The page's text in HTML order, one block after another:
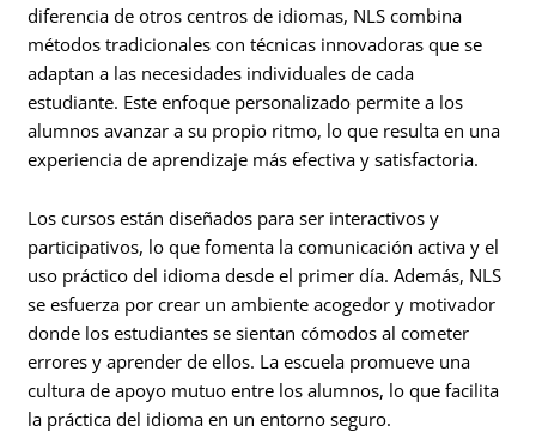
diferencia de otros centros de idiomas, NLS combina
métodos tradicionales con técnicas innovadoras que se
adaptan a las necesidades individuales de cada
estudiante. Este enfoque personalizado permite a los
alumnos avanzar a su propio ritmo, lo que resulta en una
experiencia de aprendizaje más efectiva y satisfactoria.
Los cursos están diseñados para ser interactivos y
participativos, lo que fomenta la comunicación activa y el
uso práctico del idioma desde el primer día. Además, NLS
se esfuerza por crear un ambiente acogedor y motivador
donde los estudiantes se sientan cómodos al cometer
errores y aprender de ellos. La escuela promueve una
cultura de apoyo mutuo entre los alumnos, lo que facilita
la práctica del idioma en un entorno seguro.